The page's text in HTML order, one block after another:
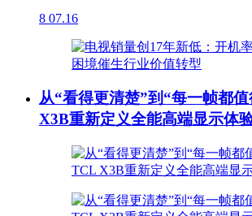
8 07.16
从“看得更清楚”到“每一帧都
X3B重新定义全能高端显示体